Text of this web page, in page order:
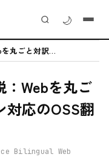
🌙
KISS Translator徹底解説：Webを丸ごと対訳にする多エンジン...
：Webを丸ご
対応のOSS翻
Bilingual Web